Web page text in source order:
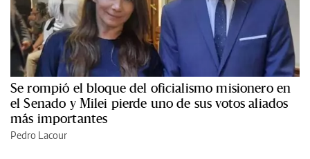
Se rompió el bloque del oficialismo misionero en
el Senado y Milei pierde uno de sus votos aliados
más importantes
Pedro Lacour